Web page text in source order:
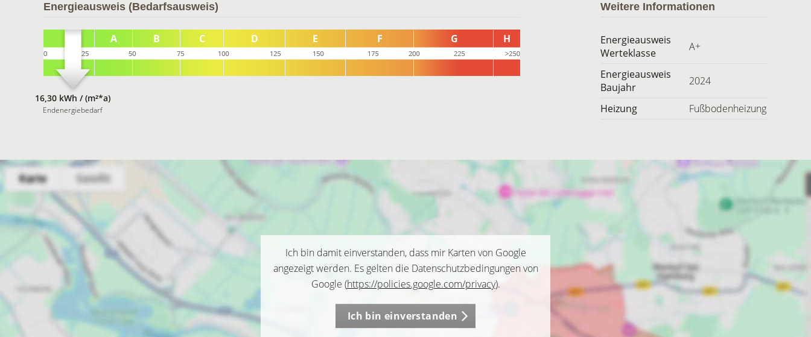
Energieausweis (Bedarfsausweis)
16,30 kWh / (m²*a)
Endenergiebedarf
Weitere Informationen
Energieausweis
Werteklasse
A+
Energieausweis
Baujahr
2024
Heizung Fußbodenheizung
Ich bin damit einverstanden, dass mir Karten von Google
angezeigt werden. Es gelten die Datenschutzbedingungen von
Google (https://policies.google.com/privacy).
Ich bin einverstanden